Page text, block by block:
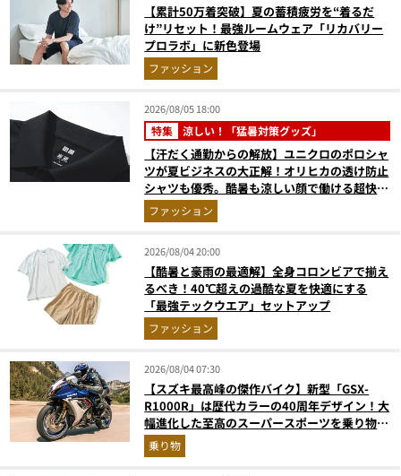
【累計50万着突破】夏の蓄積疲労を“着るだ
け”リセット！最強ルームウェア「リカバリー
プロラボ」に新色登場
ファッション
2026/08/05 18:00
特集 涼しい！「猛暑対策グッズ」
【汗だく通勤からの解放】ユニクロのポロシャ
ツが夏ビジネスの大正解！オリヒカの透け防止
シャツも優秀。酷暑も涼しい顔で働ける超快適
ウエアの実力
ファッション
2026/08/04 20:00
【酷暑と豪雨の最適解】全身コロンビアで揃え
るべき！40℃超えの過酷な夏を快適にする
「最強テックウエア」セットアップ
ファッション
2026/08/04 07:30
【スズキ最高峰の傑作バイク】新型「GSX-
R1000R」は歴代カラーの40周年デザイン！大
幅進化した至高のスーパースポーツを乗り物ラ
イターが解説
乗り物